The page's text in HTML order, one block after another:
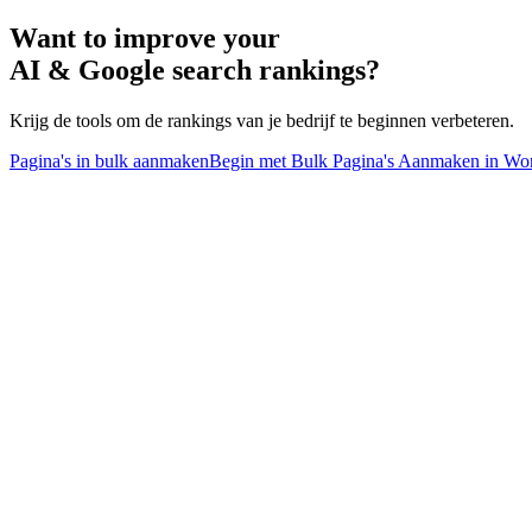
Want to improve your
AI & Google search rankings?
Krijg de tools om de rankings van je bedrijf te beginnen verbeteren.
Pagina's in bulk aanmakenBegin met Bulk Pagina's Aanmaken in